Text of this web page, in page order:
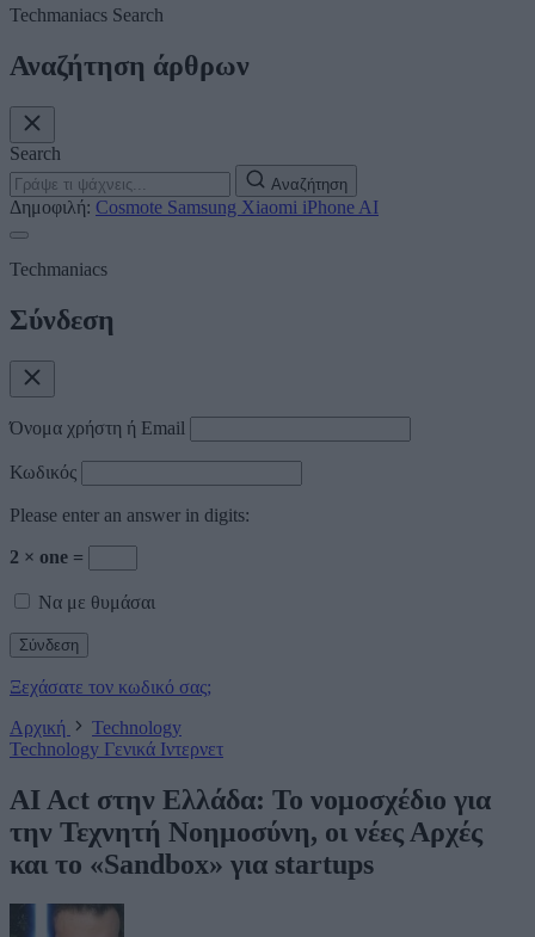
Techmaniacs Search
Αναζήτηση άρθρων
Search
Αναζήτηση
Δημοφιλή: Cosmote Samsung Xiaomi iPhone AI
Techmaniacs
Σύνδεση
Όνομα χρήστη ή Email
Κωδικός
Please enter an answer in digits:
2 × one =
Να με θυμάσαι
Ξεχάσατε τον κωδικό σας;
Αρχική
Technology
Technology Γενικά Ιντερνετ
AI Act στην Ελλάδα: Το νομοσχέδιο για
την Τεχνητή Νοημοσύνη, οι νέες Αρχές
και το «Sandbox» για startups